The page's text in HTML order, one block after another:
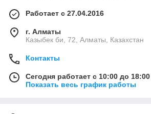
Работает с 27.04.2016
г. Алматы
Казыбек би, 72, Алматы, Казахстан
Контакты
Сегодня работает с 10:00 до 18:00
Показать весь график работы